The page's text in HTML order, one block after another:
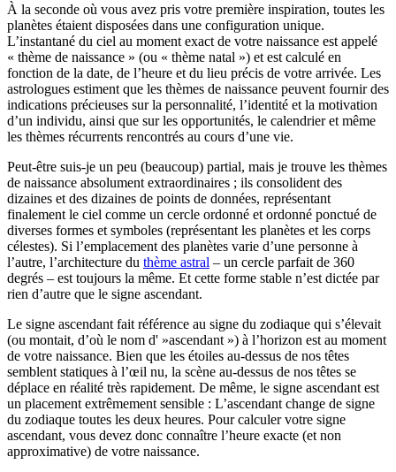
À la seconde où vous avez pris votre première inspiration, toutes les
planètes étaient disposées dans une configuration unique.
L’instantané du ciel au moment exact de votre naissance est appelé
« thème de naissance » (ou « thème natal ») et est calculé en
fonction de la date, de l’heure et du lieu précis de votre arrivée. Les
astrologues estiment que les thèmes de naissance peuvent fournir des
indications précieuses sur la personnalité, l’identité et la motivation
d’un individu, ainsi que sur les opportunités, le calendrier et même
les thèmes récurrents rencontrés au cours d’une vie.
Peut-être suis-je un peu (beaucoup) partial, mais je trouve les thèmes
de naissance absolument extraordinaires ; ils consolident des
dizaines et des dizaines de points de données, représentant
finalement le ciel comme un cercle ordonné et ordonné ponctué de
diverses formes et symboles (représentant les planètes et les corps
célestes). Si l’emplacement des planètes varie d’une personne à
l’autre, l’architecture du thème astral – un cercle parfait de 360
degrés – est toujours la même. Et cette forme stable n’est dictée par
rien d’autre que le signe ascendant.
Le signe ascendant fait référence au signe du zodiaque qui s’élevait
(ou montait, d’où le nom d' »ascendant ») à l’horizon est au moment
de votre naissance. Bien que les étoiles au-dessus de nos têtes
semblent statiques à l’œil nu, la scène au-dessus de nos têtes se
déplace en réalité très rapidement. De même, le signe ascendant est
un placement extrêmement sensible : L’ascendant change de signe
du zodiaque toutes les deux heures. Pour calculer votre signe
ascendant, vous devez donc connaître l’heure exacte (et non
approximative) de votre naissance.